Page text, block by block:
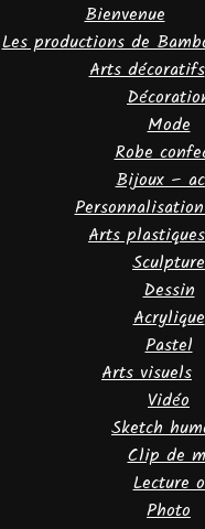
Bienvenue
Les productions de
Arts décoratifs
Mode
Robe
Bijoux –
Arts plastiques
Sculpture
Dessin
Acrylique
Pastel
Arts visuels
Vidéo
Sketch
Clip de
Lecture
Photo